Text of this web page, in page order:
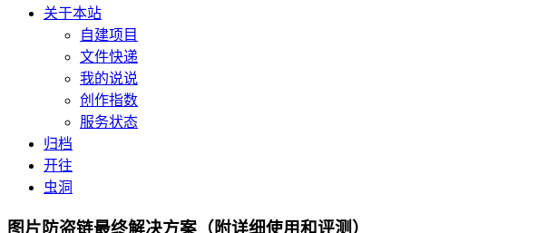
关于本站
自建项目
文件快递
我的说说
创作指数
服务状态
归档
开往
虫洞
图片防盗链最终解决方案（附详细使用和评测）